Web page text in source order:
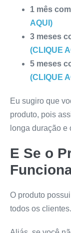
1 mês
AQUI)
3 meses
(CLIQUE
5 meses
(CLIQUE
Eu sugiro que
produto, pois
longa duração
E Se o
O produto
todos os clientes.